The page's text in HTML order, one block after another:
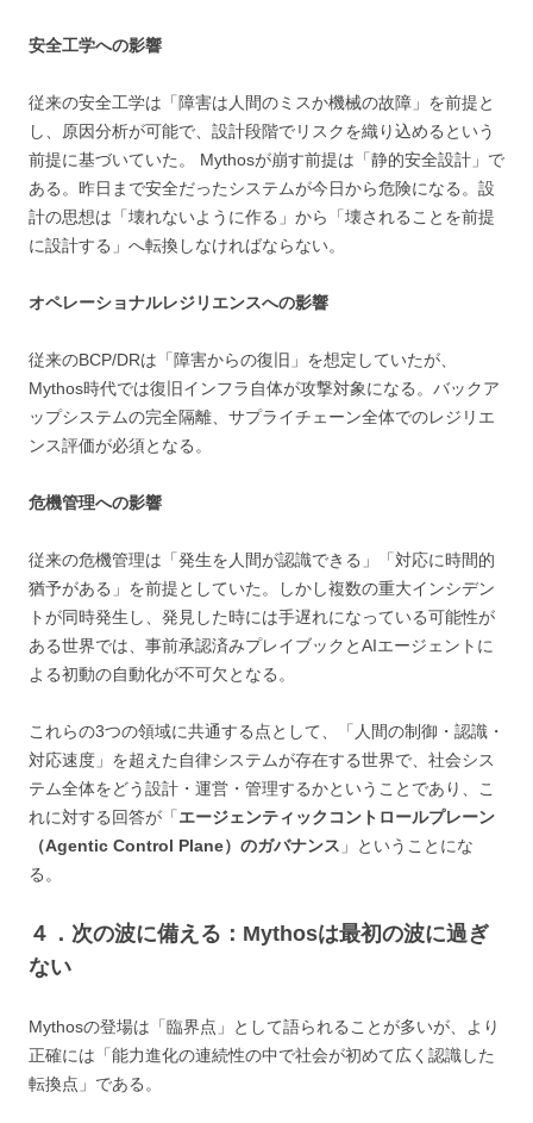
安全工学への影響
従来の安全工学は「障害は人間のミスか機械の故障」を前提と
し、原因分析が可能で、設計段階でリスクを織り込めるという
前提に基づいていた。 Mythosが崩す前提は「静的安全設計」で
ある。昨日まで安全だったシステムが今日から危険になる。設
計の思想は「壊れないように作る」から「壊されることを前提
に設計する」へ転換しなければならない。
オペレーショナルレジリエンスへの影響
従来のBCP/DRは「障害からの復旧」を想定していたが、
Mythos時代では復旧インフラ自体が攻撃対象になる。バックア
ップシステムの完全隔離、サプライチェーン全体でのレジリエ
ンス評価が必須となる。
危機管理への影響
従来の危機管理は「発生を人間が認識できる」「対応に時間的
猶予がある」を前提としていた。しかし複数の重大インシデン
トが同時発生し、発見した時には手遅れになっている可能性が
ある世界では、事前承認済みプレイブックとAIエージェントに
よる初動の自動化が不可欠となる。
これらの3つの領域に共通する点として、「人間の制御・認識・
対応速度」を超えた自律システムが存在する世界で、社会シス
テム全体をどう設計・運営・管理するかということであり、こ
れに対する回答が「エージェンティックコントロールプレーン
（Agentic Control Plane）のガバナンス 」ということにな
る。
４．次の波に備える：Mythosは最初の波に過ぎ
ない
Mythosの登場は「臨界点」として語られることが多いが、より
正確には「能力進化の連続性の中で社会が初めて広く認識した
転換点」である。